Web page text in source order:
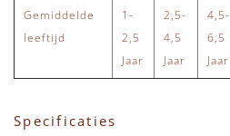
Gemiddelde
leeftijd
1-
2,5
Jaar
2,5-
4,5
Jaar
4,5-
6,5
Jaar
Specificaties